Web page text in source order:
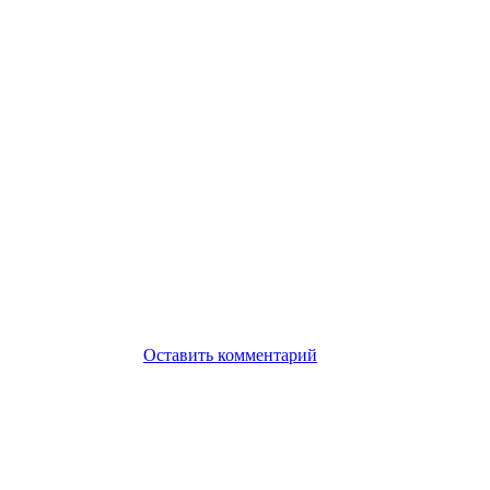
Оставить комментарий